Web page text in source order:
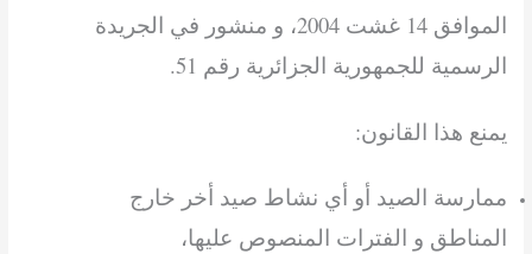
الموافق 14 غشت 2004، و منشور في الجريدة
الرسمية للجمهورية الجزائرية رقم 51.
يمنع هذا القانون:
ممارسة الصيد أو أي نشاط صيد أخر خارج
المناطق و الفترات المنصوص عليها،